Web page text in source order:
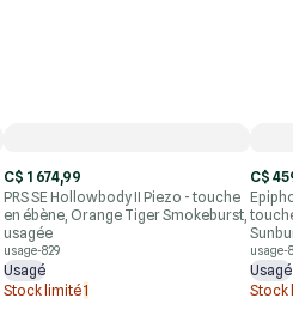
C$ 1 674,99
PRS SE Hollowbody II Piezo - touche
en ébène, Orange Tiger Smokeburst,
usagée
usage-829
Usagé
Stock limité1
C$
usage-
Usagé
Stock